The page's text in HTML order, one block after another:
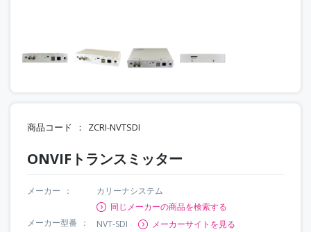
商品コード ZCRI-NVTSDI
ONVIFトランスミッター
メーカー
カリーナシステム
同じメーカーの商品を検索する
メーカー型番
NVT-SDI メーカーサイトを見る